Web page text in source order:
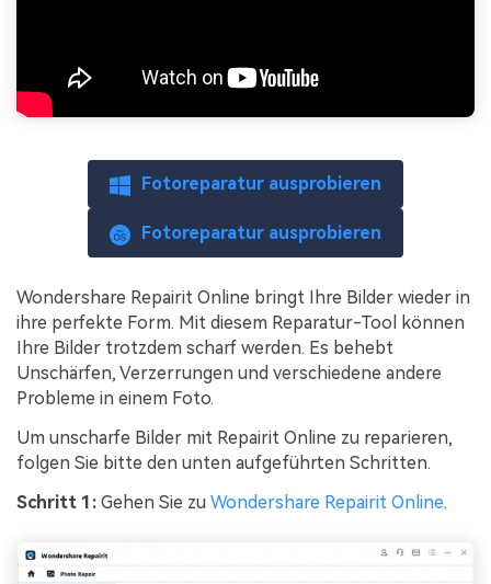
Fotoreparatur ausprobieren
Fotoreparatur ausprobieren
Wondershare Repairit Online bringt Ihre Bilder wieder in
ihre perfekte Form. Mit diesem Reparatur-Tool können
Ihre Bilder trotzdem scharf werden. Es behebt
Unschärfen, Verzerrungen und verschiedene andere
Probleme in einem Foto.
Um unscharfe Bilder mit Repairit Online zu reparieren,
folgen Sie bitte den unten aufgeführten Schritten.
Schritt 1: Gehen Sie zu Wondershare Repairit Online.